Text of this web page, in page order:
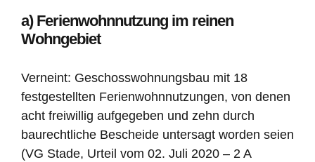
a) Ferienwohnnutzung im reinen
Wohngebiet
Verneint: Geschosswohnungsbau mit 18
festgestellten Ferienwohnnutzungen, von denen
acht freiwillig aufgegeben und zehn durch
baurechtliche Bescheide untersagt worden seien
(VG Stade, Urteil vom 02. Juli 2020 – 2 A